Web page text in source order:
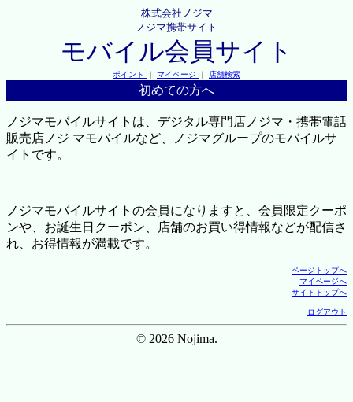
株式会社ノジマ
ノジマ携帯サイト
モバイル会員サイト
ポイント ｜ マイページ ｜ 店舗検索
初めての方へ
ノジマモバイルサイトは、デジタル専門店ノジマ・携帯電話
販売店ノジ マモバイルなど、ノジマグループのモバイルサ
イトです。
ノジマモバイルサイトの会員になりますと、会員限定クーポ
ンや、お誕生日クーポン、店舗のお買い得情報などが配信さ
れ、お得情報が満載です。
ページトップへ
マイページへ
サイトトップへ
ログアウト
© 2026 Nojima.